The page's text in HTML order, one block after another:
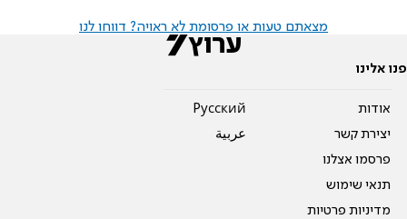
מצאתם טעות או פרסומת לא ראויה? דווחו לנו
פנו אלינו
אודות
יצירת קשר
פרסמו אצלנו
תנאי שימוש
מדיניות פרטיות
Pусский
عربية